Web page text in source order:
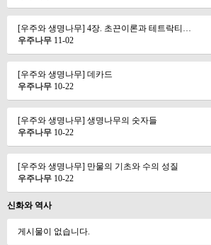
[우주와 생명나무] 4장. 초끈이론과 테트락티…
우주나무 11-02
[우주와 생명나무] 데카드
우주나무 10-22
[우주와 생명나무] 생명나무의 숫자들
우주나무 10-22
[우주와 생명나무] 만물의 기초와 수의 성질
우주나무 10-22
신화와 역사
게시물이 없습니다.